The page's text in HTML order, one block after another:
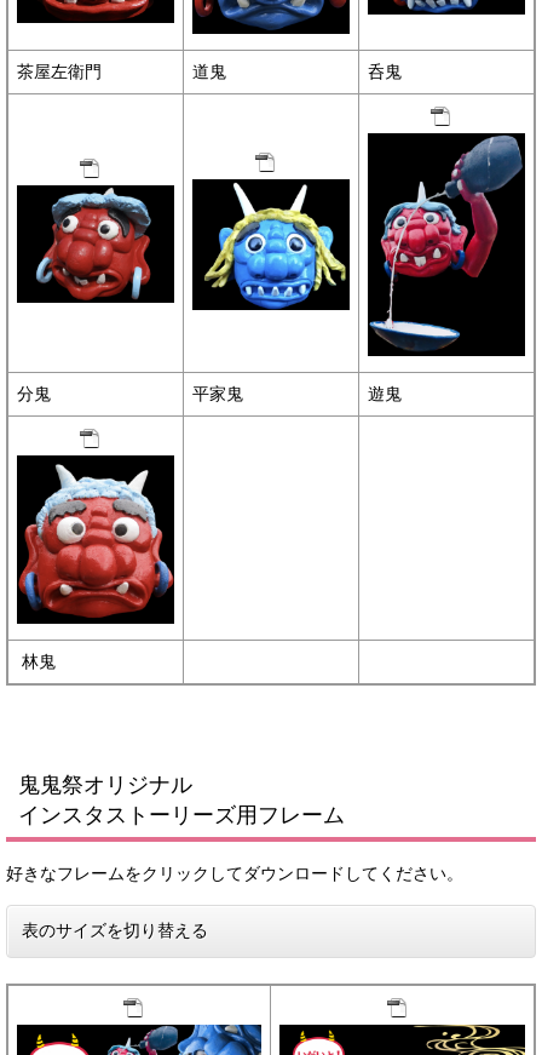
茶屋左衛門 道鬼 呑鬼
分鬼 平家鬼 遊鬼
林鬼
鬼鬼祭オリジナル
インスタストーリーズ用フレーム
好きなフレームをクリックしてダウンロードしてください。
表のサイズを切り替える